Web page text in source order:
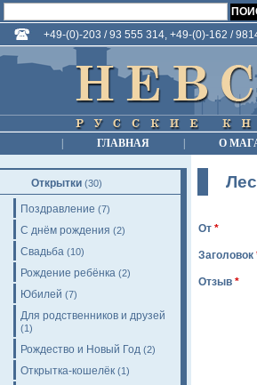
+49-(0)-203 / 93 555 314, +49-(0)-162 /
ГЛАВНАЯ О
Открытки (30)
Поздравление (7)
С днём рождения (2)
Свадьба (10)
Рождение ребёнка (2)
Юбилей (7)
Для родственников и друзей
(1)
Рождество и Новый Год (2)
Открытка-кошелёк (1)
От *
Заголовок
Отзыв *